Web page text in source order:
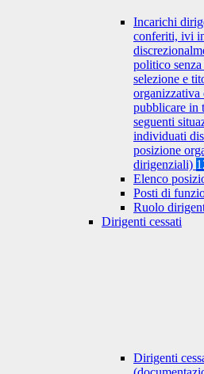
Incarichi
conferiti, ivi
politico
selezione e
pubblicare in
seguenti
individuati
posizione
dirigenziali)
Elenco
Posti di
Ruolo
Dirigenti cessati
Dirigenti